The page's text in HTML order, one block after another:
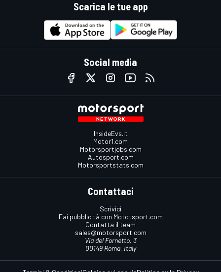
Scarica le tue app
Social media
InsideEvs.it
Motor1.com
Motorsportjobs.com
Autosport.com
Motorsportstats.com
Contattaci
Scrivici
Fai pubblicità con Mototsport.com
Contatta il team
sales@motorsport.com
Via del Fornetto, 3
00149 Roma, Italy